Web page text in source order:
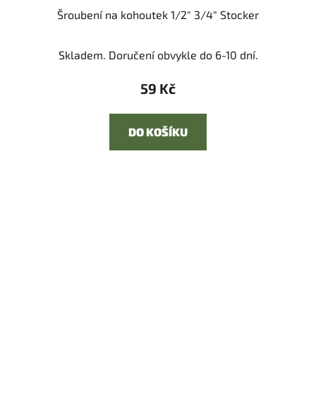
Šroubení na kohoutek 1/2" 3/4" Stocker
Skladem. Doručení obvykle do 6-10 dní.
59 Kč
DO KOŠÍKU